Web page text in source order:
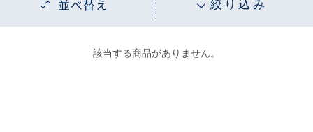
並べ替え 絞り込み
該当する商品がありません。